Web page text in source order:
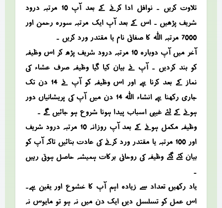
تلاوت کریں ۔ نوافل ادا کرنے کے بعد آپ 10 مرتبہ درود
شریف پڑھیں ۔ اس کے بعد آپ ایک مرتبہ سورہ رحمن اور
7000 مرتبہ اللہ کا صفاتی نام یا مقتدر ورد کریں ۔
آخر میں آپ دوبارہ 10 مرتبہ درود شریف پڑھ کر اس وظیفہ
کو بند کردیں ۔ آپ نے بیان کیا گیا وظیفہ صرف عشاء کی
نماز کے بعد کرنا ہے اور اس وظیفہ کو آپ نے 14 دن تک
جاری رکھنا ہے انشاء اللہ 14 دن میں آپ کی پریشانیاں دور
ہونے کے لئے غیبی اسباب پیدا ہونا شروع ہو جائیں گے ۔
وظیفہ مکمل ہونے کے بعد آپ روزانہ 10 مرتبہ درود شریف
اور 100 مرتبہ یا مقتدر ورد کرنے کی عادت بنائیں تاکہ آپ کو
بیان کئے گئے وظیفہ کی روحانی برکات ہمیشہ حاصل ہوتی رہیں
۔
یاد رکھیں، تعداد سے زیادہ اہم آپ کا خشوع اور یقین ہے۔
اس عمل کو تسلسل دیں، ایک دن میں نہ ہو تو مایوس نہ